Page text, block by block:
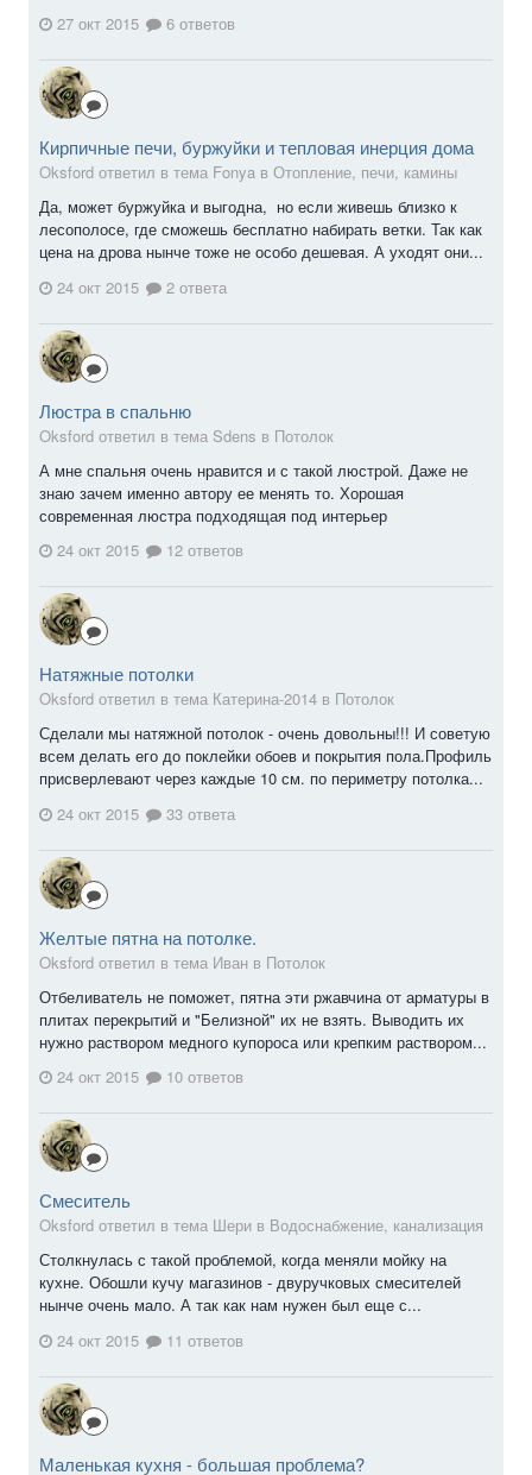
27 окт 2015 6 ответов
Кирпичные печи, буржуйки и тепловая инерция дома
Oksford ответил в тема Fonya в Отопление, печи, камины
Да, может буржуйка и выгодна, но если живешь близко к
лесополосе, где сможешь бесплатно набирать ветки. Так как
цена на дрова нынче тоже не особо дешевая. А уходят они...
24 окт 2015
2 ответа
Люстра в спальню
Oksford ответил в тема Sdens в Потолок
А мне спальня очень нравится и с такой люстрой. Даже не
знаю зачем именно автору ее менять то. Хорошая
современная люстра подходящая под интерьер
24 окт 2015
12 ответов
Натяжные потолки
Oksford ответил в тема Катерина-2014 в Потолок
Сделали мы натяжной потолок - очень довольны!!! И советую
всем делать его до поклейки обоев и покрытия пола.Профиль
присверлевают через каждые 10 см. по периметру потолка...
24 окт 2015
33 ответа
Желтые пятна на потолке.
Oksford ответил в тема Иван в Потолок
Отбеливатель не поможет, пятна эти ржавчина от арматуры в
плитах перекрытий и "Белизной" их не взять. Выводить их
нужно раствором медного купороса или крепким раствором...
24 окт 2015
10 ответов
Смеситель
Oksford ответил в тема Шери в Водоснабжение, канализация
Столкнулась с такой проблемой, когда меняли мойку на
кухне. Обошли кучу магазинов - двуручковых смесителей
нынче очень мало. А так как нам нужен был еще с...
24 окт 2015
11 ответов
Маленькая кухня - большая проблема?